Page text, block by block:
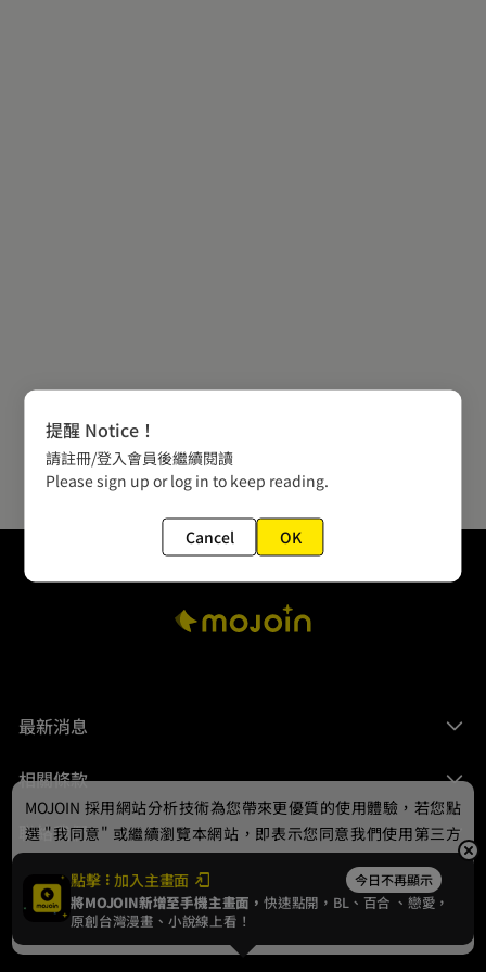
最新消息
相關條款
聯絡我們
© 2024 gamania Digital Entertainment Co., Ltd.
點擊 加入主畫面 今日不再顯示
將MOJOIN新增至手機主畫面，快速點開，BL、 百合 、戀愛，
原創台灣漫畫、小說線上看！
MOJOIN 採用網站分析技術為您帶來更優質的使用體驗，若您點
選 "我同意" 或繼續瀏覽本網站，即表示您同意我們使用第三方
Cookie，欲瞭解更多資訊請見隱私權政策。
我同意
提醒 Notice！
請註冊/登入會員後繼續閱讀
Please sign up or log in to keep reading.
Cancel OK